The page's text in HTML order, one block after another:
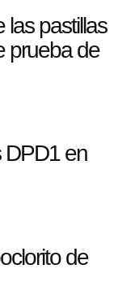
las pastillas
prueba de
DPD1 en
de